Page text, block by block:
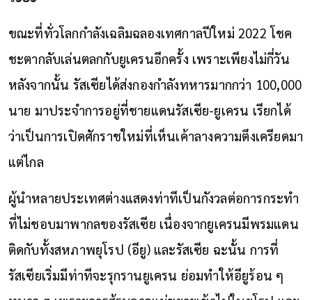
ขณะที่ทั่วโลกกำลังเฉลิมฉลองเทศกาลปีใหม่ 2022 โชค
ชะตากลับเล่นตลกกับยูเครนอีกครั้ง เพราะเพียงไม่กี่วัน
หลังจากนั้น รัสเซียได้ส่งกองกำลังทหารมากกว่า 100,000
นาย มาประจำการอยู่ที่ชายแดนรัสเซีย-ยูเครน เรียกได้
ว่าเป็นการเปิดศักราชใหม่ที่เห็นเค้าลางความตึงเครียดมา
แต่ไกล
ผู้นำหลายประเทศต่างแสดงท่าทีเป็นกังวลต่อการกระทำ
ที่ไม่ชอบมาพากลของรัสเซีย เนื่องจากยูเครนมีพรมแดน
ติดกับทั้งสหภาพยุโรป (อียู) และรัสเซีย ฉะนั้น การที่
รัสเซียเริ่มมีท่าทีจะรุกรานยูเครน ย่อมทำให้อียูร้อน ๆ